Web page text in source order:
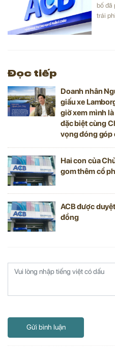
bố đã
trái
Đọc tiếp
Doanh nhân
giấu xe
giờ xem mình
đặc biệt cùng
vọng đóng góp
Hai con của
gom thêm cổ
ACB được
đồng
Gửi bình luận